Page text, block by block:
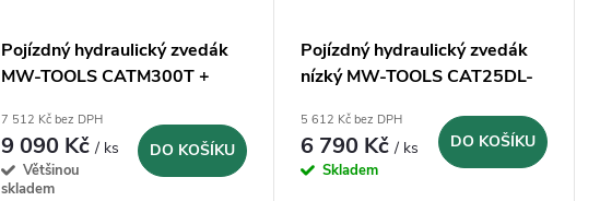
Pojízdný hydraulický zvedák
MW-TOOLS CATM300T +
7 512 Kč bez DPH
9 090 Kč/ ks
Většinou
skladem
DO KOŠÍKU
Pojízdný hydraulický zvedák
nízký MW-TOOLS CAT25DL-
5 612 Kč bez DPH
6 790 Kč/ ks
Skladem
DO KOŠÍKU